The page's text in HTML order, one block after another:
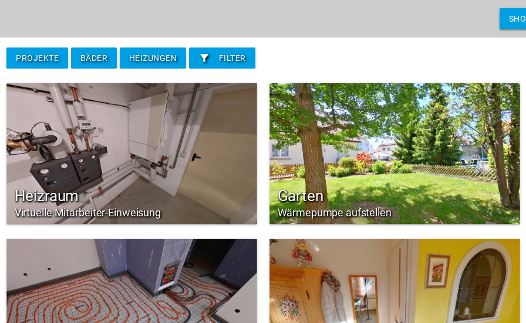
PROJEKTE BÄDER HEIZUNGEN filter_alt FILTER
Heizraum
Virtuelle Mitarbeiter-Einweisung
Garten
Wärmepumpe aufstellen